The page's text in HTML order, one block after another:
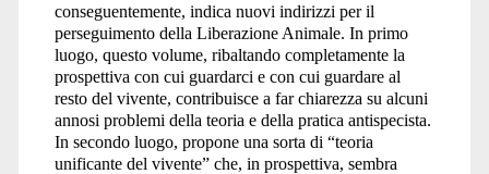
conseguentemente, indica nuovi indirizzi per il
perseguimento della Liberazione Animale. In primo
luogo, questo volume, ribaltando completamente la
prospettiva con cui guardarci e con cui guardare al
resto del vivente, contribuisce a far chiarezza su alcuni
annosi problemi della teoria e della pratica antispecista.
In secondo luogo, propone una sorta di “teoria
unificante del vivente” che, in prospettiva, sembra